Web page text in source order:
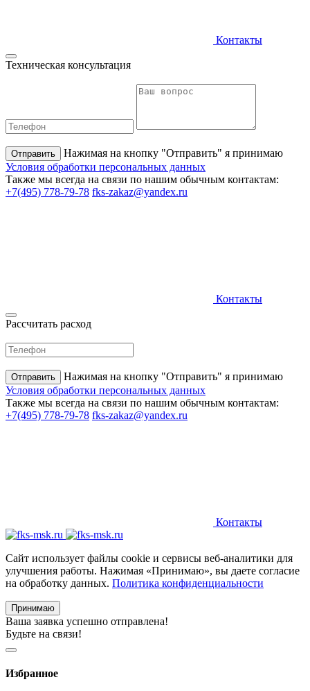
Контакты
Техническая консультация
Нажимая на кнопку "Отправить" я принимаю
Условия обработки персональных данных
Также мы всегда на связи по нашим обычным контактам:
+7(495) 778-79-78 fks-zakaz@yandex.ru
Контакты
Рассчитать расход
Нажимая на кнопку "Отправить" я принимаю
Условия обработки персональных данных
Также мы всегда на связи по нашим обычным контактам:
+7(495) 778-79-78 fks-zakaz@yandex.ru
Контакты
Сайт использует файлы cookie и сервисы веб-аналитики для
улучшения работы. Нажимая «Принимаю», вы даете согласие
на обработку данных. Политика конфиденциальности
Принимаю
Ваша заявка успешно отправлена!
Будьте на связи!
Избранное